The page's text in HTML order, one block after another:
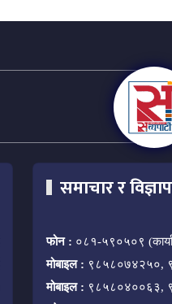
समाचार र
फोन : ०८१-५९०५०९
मोबाइल : ९८५८०७४२५०,
मोबाइल : ९८५८०४००६३,